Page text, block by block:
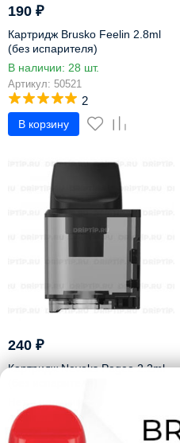
190 ₽
Картридж Brusko Feelin 2.8ml
(без испарителя)
В наличии: 28 шт.
Артикул: 50521
2
В корзину
240 ₽
Картридж Nevoks Pagee 2.2ml
Нет в наличии
Артикул: 50521